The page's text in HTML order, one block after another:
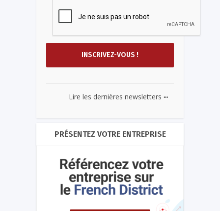
Lire les dernières newsletters ...
PRÉSENTEZ VOTRE ENTREPRISE